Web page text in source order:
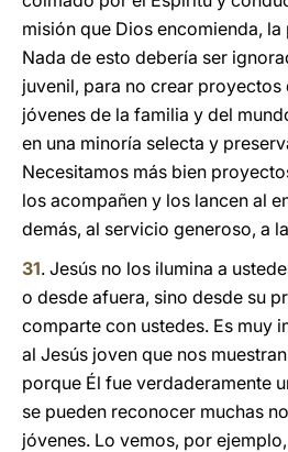
misión que Dios encomienda,
Nada de esto debería ser
juvenil, para no crear proyectos
jóvenes de la familia y del
en una minoría selecta y
Necesitamos más bien
los acompañen y los lancen al
demás, al servicio generoso, a
31. Jesús no los ilumina a
o desde afuera, sino desde su
comparte con ustedes. Es muy
al Jesús joven que nos
porque Él fue verdaderamente
se pueden reconocer muchas
jóvenes. Lo vemos, por